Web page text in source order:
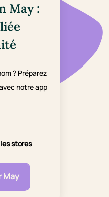
May :
? Préparez
notre app
stores
May